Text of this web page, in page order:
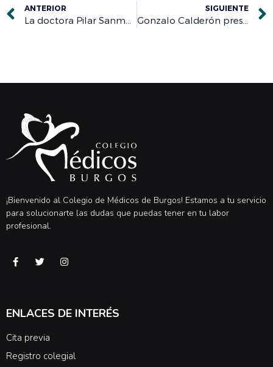
ANTERIOR SIGUIENTE
Gonzalo Calderón presenta el 4 de junio ‘Mi guía del superviviente oncológico’
¡Bienvenido al Colegio de Médicos de Burgos! Estamos a tu servicio
para solucionarte las dudas que puedas tener en tu labor
profesional.
ENLACES DE INTERÉS
Cita previa
Registro colegial